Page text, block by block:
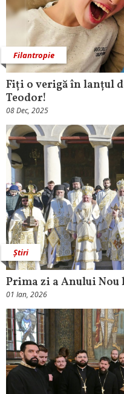
Filantropie
Fiți o verigă în lanțul
Teodor!
08 Dec, 2025
Știri
Prima zi a Anului
01 Ian, 2026